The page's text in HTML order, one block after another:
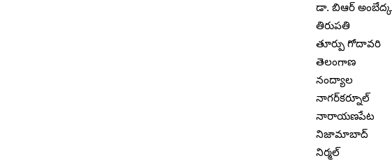
డా. బిఆర్
తిరుపతి
తూర్పు గోదావరి
తెలంగాణ
నంద్యాల
నాగర్‌కర్నూల్
నారాయణపేట
నిజామాబాద్
నిర్మల్